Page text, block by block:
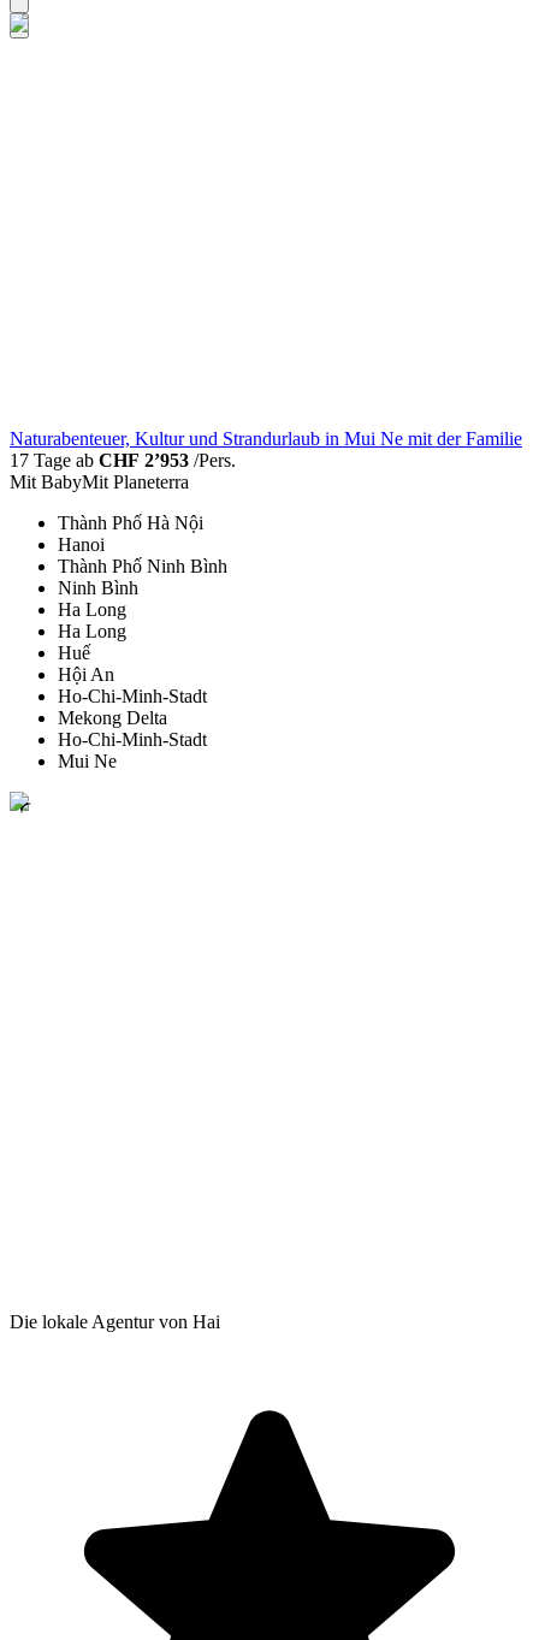
Naturabenteuer, Kultur und Strandurlaub in Mui Ne mit der Familie
17 Tage ab CHF 2’953 /Pers.
Mit BabyMit Planeterra
Thành Phố Hà Nội
Hanoi
Thành Phố Ninh Bình
Ninh Bình
Ha Long
Ha Long
Huế
Hội An
Ho-Chi-Minh-Stadt
Mekong Delta
Ho-Chi-Minh-Stadt
Mui Ne
Die lokale Agentur von Hai